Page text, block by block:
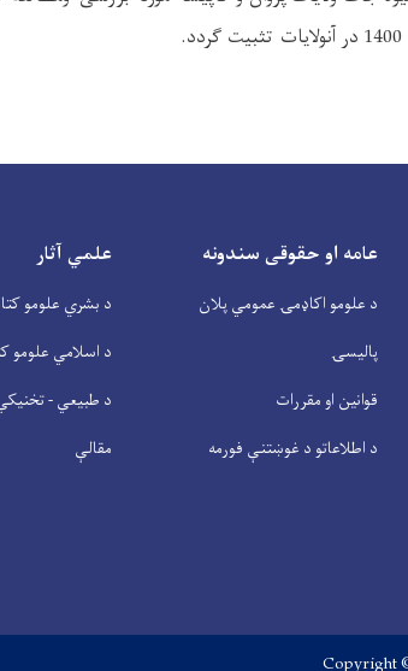
عامه او حقوقی سندونه
د علومو اکاډمۍ عمومي پلان
پالیسۍ
قوانین او مقررات
د اطلاعاتو د غوښتنې فورمه
علمي آثار
د بشري علومو
د اسلامي علومو
د طبیعي -
مقالې
Copyright